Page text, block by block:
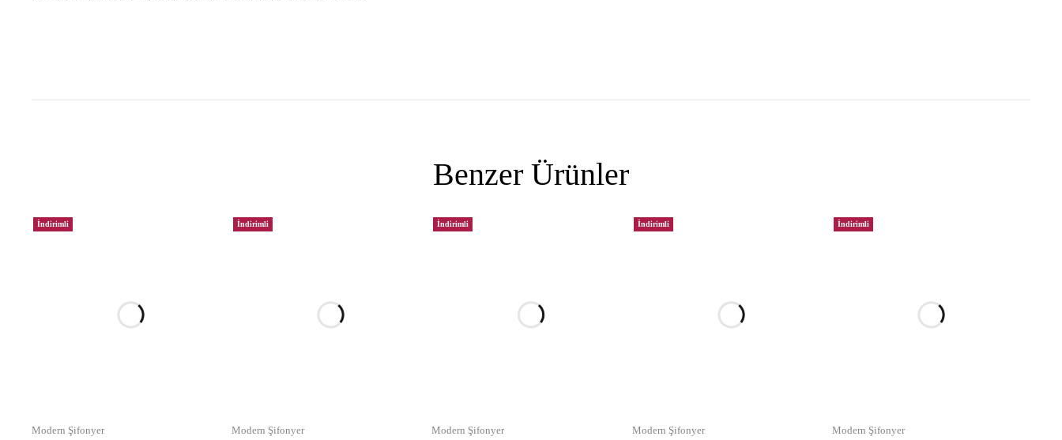
Benzer Ürünler
İndirimli
Modern Şifonyer
İndirimli
Modern Şifonyer
İndirimli
Modern Şifonyer
İndirimli
Modern Şifonyer
İndirimli
Modern Şifonyer